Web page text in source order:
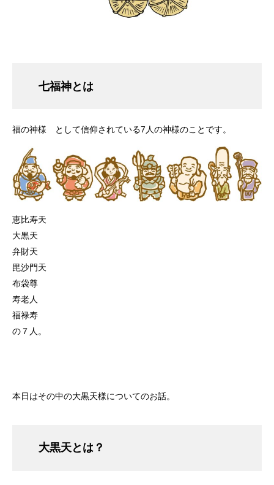
七福神とは
福の神様 として信仰されている7人の神様のことです。
恵比寿天
大黒天
弁財天
毘沙門天
布袋尊
寿老人
福禄寿
の７人。
本日はその中の大黒天様についてのお話。
大黒天とは？